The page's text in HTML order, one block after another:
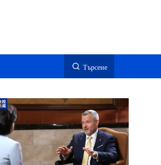
Търсене